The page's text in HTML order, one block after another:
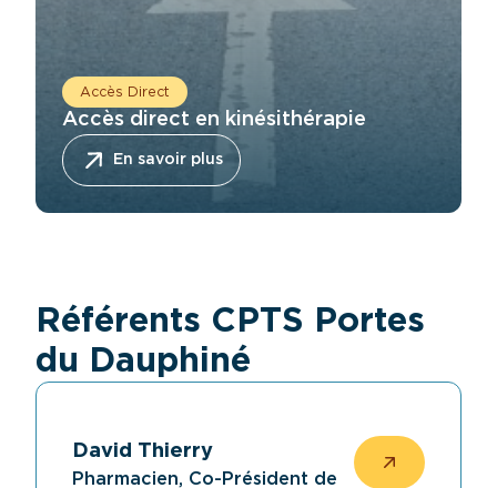
Accès Direct
Accès direct en kinésithérapie
En savoir plus
Référents CPTS Portes
du Dauphiné
David Thierry
Pharmacien, Co-Président de